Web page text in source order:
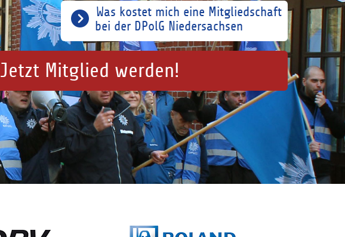
Was kostet mich eine Mitgliedschaft
bei der DPolG Niedersachsen
Jetzt Mitglied werden!